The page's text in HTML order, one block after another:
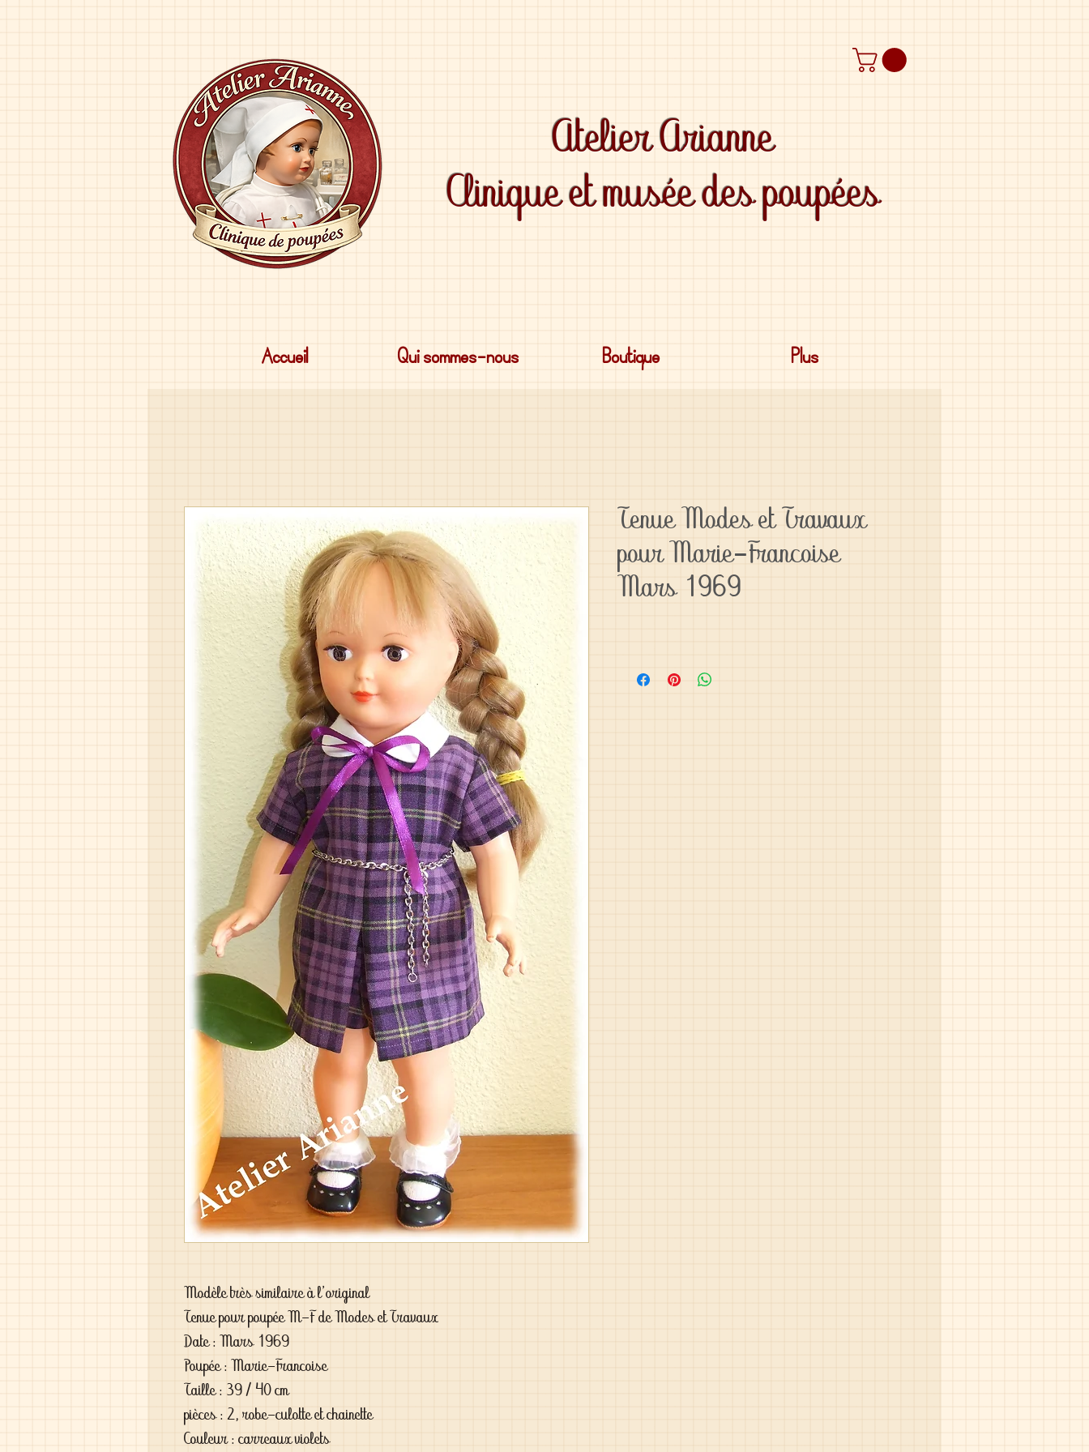
Atelier Arianne
Clinique et musée des poupées
Accueil Qui sommes-nous Boutique Plus
Modèle très similaire à l'original
Tenue pour poupée M-F de Modes et Travaux
Date : Mars 1969
Poupée : Marie-Francoise
Taille : 39 / 40 cm
pièces : 2, robe-culotte et chainette
Couleur : carreaux violets
Tenue Modes et Travaux
pour Marie-Francoise
Mars 1969